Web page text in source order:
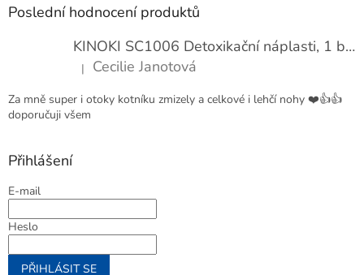
Poslední hodnocení produktů
KINOKI SC1006 Detoxikační náplasti, 1 balení - 10 ks
Hodnocení produktu je 4 z 5 hvězdiček.
| Cecilie Janotová
Za mně super i otoky kotníku zmizely a celkové i lehčí nohy ❤️👍👍
doporučuji všem
Přihlášení
E-mail
Heslo
PŘIHLÁSIT SE